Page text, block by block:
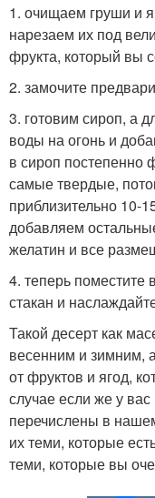
1. очищаем груши и
нарезаем их под
фрукта, который вы
2. замочите
3. готовим сироп, а
воды на огонь и
в сироп постепенно
самые твердые,
приблизительно 10-
добавляем
желатин и все
4. теперь поместите
стакан и
Такой десерт как
весенним и зимним,
от фруктов и ягод,
случае если же у
перечислены в
их теми, которые
теми, которые вы